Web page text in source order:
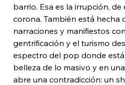
barrio. Esa es la irrupción, de
corona. También está hecha
narraciones y manifiestos
gentrificación y el turismo
espectro del pop donde
belleza de lo masivo y en
abre una contradicción: un